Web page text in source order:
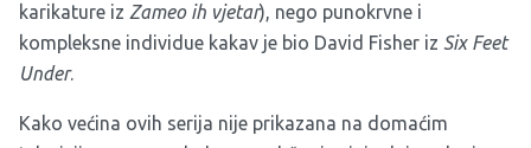
karikature iz Zameo ih vjetar), nego punokrvne i
kompleksne individue kakav je bio David Fisher iz Six Feet
Under.
Kako većina ovih serija nije prikazana na domaćim